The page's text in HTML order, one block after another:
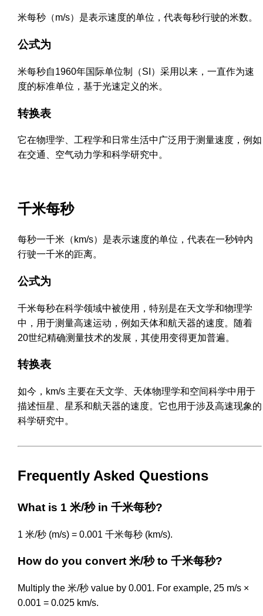
米每秒（m/s）是表示速度的单位，代表每秒行驶的米数。
公式为
米每秒自1960年国际单位制（SI）采用以来，一直作为速
度的标准单位，基于光速定义的米。
转换表
它在物理学、工程学和日常生活中广泛用于测量速度，例如
在交通、空气动力学和科学研究中。
千米每秒
每秒一千米（km/s）是表示速度的单位，代表在一秒钟内
行驶一千米的距离。
公式为
千米每秒在科学领域中被使用，特别是在天文学和物理学
中，用于测量高速运动，例如天体和航天器的速度。随着
20世纪精确测量技术的发展，其使用变得更加普遍。
转换表
如今，km/s 主要在天文学、天体物理学和空间科学中用于
描述恒星、星系和航天器的速度。它也用于涉及高速现象的
科学研究中。
Frequently Asked Questions
What is 1 米/秒 in 千米每秒?
1 米/秒 (m/s) = 0.001 千米每秒 (km/s).
How do you convert 米/秒 to 千米每秒?
Multiply the 米/秒 value by 0.001. For example, 25 m/s ×
0.001 = 0.025 km/s.